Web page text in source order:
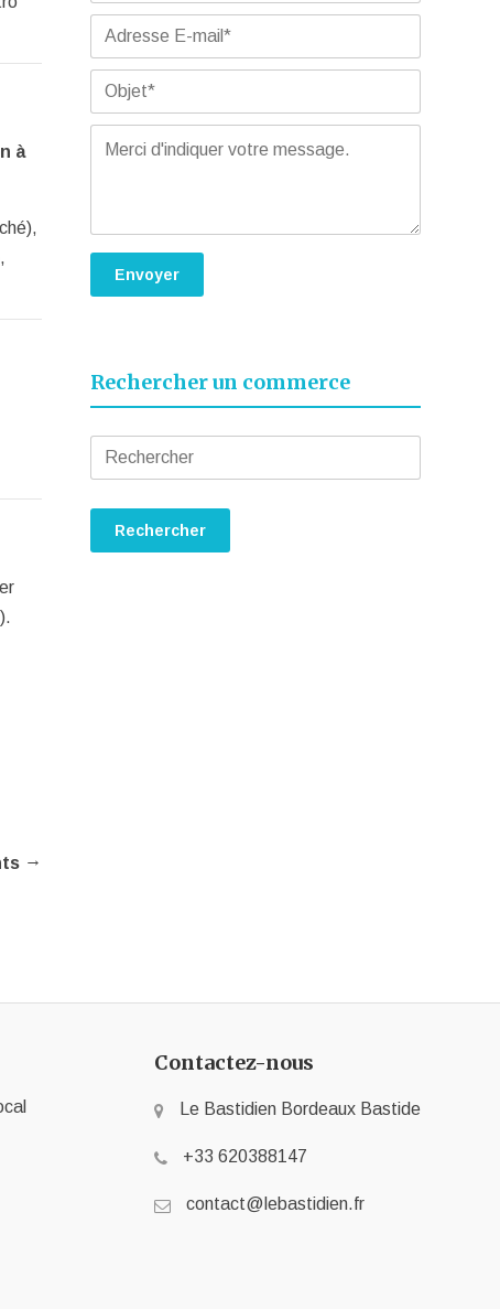
à
→
Rechercher un commerce
Contactez-nous
Le Bastidien Bordeaux Bastide
+33 620388147
contact@lebastidien.fr